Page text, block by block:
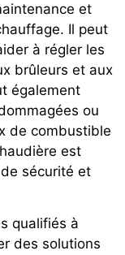
et
Il peut
à régler les
brûleurs et aux
également
ou
de combustible
est
sécurité et
qualifiés à
des solutions